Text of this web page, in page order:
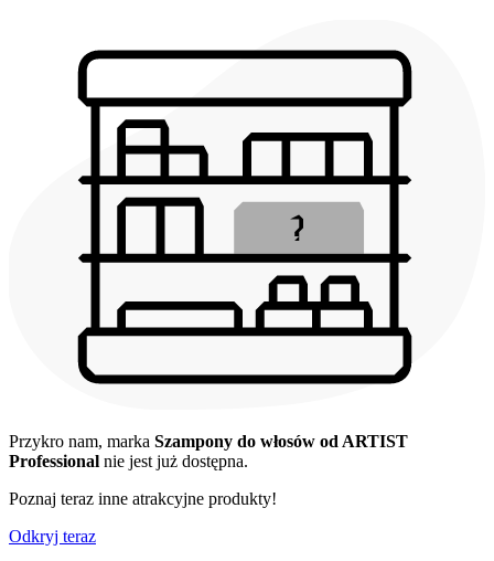
Przykro nam, marka Szampony do włosów od ARTIST
Professional nie jest już dostępna.
Poznaj teraz inne atrakcyjne produkty!
Odkryj teraz